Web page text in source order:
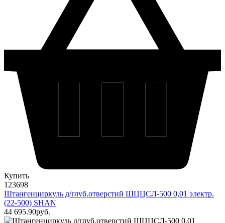
Купить
123698
Штангенциркуль д/глуб.отверстий ШЦЦСЛ-500 0,01 электр.
(22-500) SHAN
44 695.90pуб.